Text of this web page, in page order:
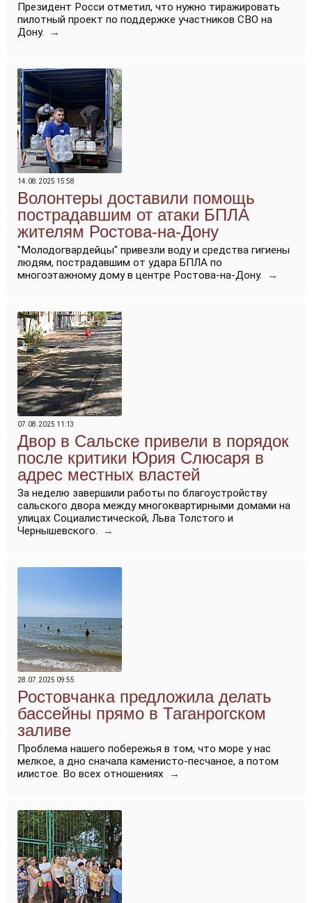
Президент Росси отметил, что нужно тиражировать
пилотный проект по поддержке участников СВО на
Дону.
→
14.08.2025 15:58
Волонтеры доставили помощь
пострадавшим от атаки БПЛА
жителям Ростова-на-Дону
"Молодогвардейцы" привезли воду и средства гигиены
людям, пострадавшим от удара БПЛА по
многоэтажному дому в центре Ростова-на-Дону.
→
07.08.2025 11:13
Двор в Сальске привели в порядок
после критики Юрия Слюсаря в
адрес местных властей
За неделю завершили работы по благоустройству
сальского двора между многоквартирными домами на
улицах Социалистической, Льва Толстого и
Чернышевского.
→
28.07.2025 09:55
Ростовчанка предложила делать
бассейны прямо в Таганрогском
заливе
Проблема нашего побережья в том, что море у нас
мелкое, а дно сначала каменисто-песчаное, а потом
илистое. Во всех отношениях
→